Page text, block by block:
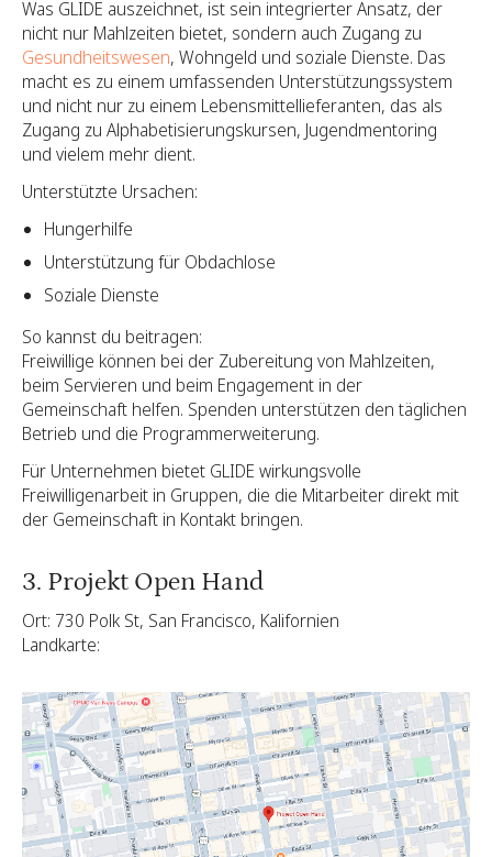
Was GLIDE auszeichnet, ist sein integrierter Ansatz, der
nicht nur Mahlzeiten bietet, sondern auch Zugang zu
Gesundheitswesen, Wohngeld und soziale Dienste. Das
macht es zu einem umfassenden Unterstützungssystem
und nicht nur zu einem Lebensmittellieferanten, das als
Zugang zu Alphabetisierungskursen, Jugendmentoring
und vielem mehr dient.
Unterstützte Ursachen:
Hungerhilfe
Unterstützung für Obdachlose
Soziale Dienste
So kannst du beitragen:
Freiwillige können bei der Zubereitung von Mahlzeiten,
beim Servieren und beim Engagement in der
Gemeinschaft helfen. Spenden unterstützen den täglichen
Betrieb und die Programmerweiterung.
Für Unternehmen bietet GLIDE wirkungsvolle
Freiwilligenarbeit in Gruppen, die die Mitarbeiter direkt mit
der Gemeinschaft in Kontakt bringen.
3. Projekt Open Hand
Ort: 730 Polk St, San Francisco, Kalifornien
Landkarte: